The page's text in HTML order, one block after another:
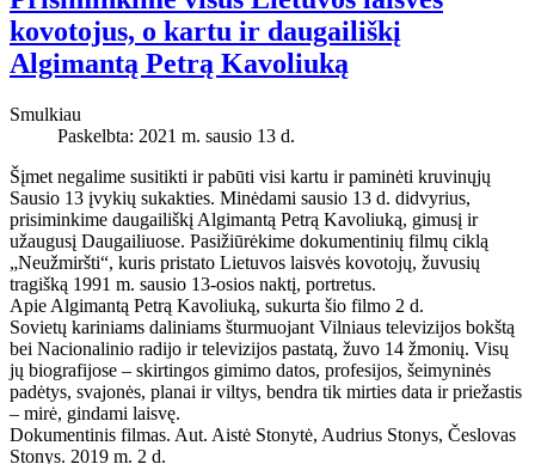
kovotojus, o kartu ir daugailiškį
Algimantą Petrą Kavoliuką
Smulkiau
Paskelbta: 2021 m. sausio 13 d.
Šįmet negalime susitikti ir pabūti visi kartu ir paminėti kruvinųjų
Sausio 13 įvykių sukakties. Minėdami sausio 13 d. didvyrius,
prisiminkime daugailiškį Algimantą Petrą Kavoliuką, gimusį ir
užaugusį Daugailiuose. Pasižiūrėkime dokumentinių filmų ciklą
„Neužmiršti“, kuris pristato Lietuvos laisvės kovotojų, žuvusių
tragišką 1991 m. sausio 13-osios naktį, portretus.
Apie Algimantą Petrą Kavoliuką, sukurta šio filmo 2 d.
Sovietų kariniams daliniams šturmuojant Vilniaus televizijos bokštą
bei Nacionalinio radijo ir televizijos pastatą, žuvo 14 žmonių. Visų
jų biografijose – skirtingos gimimo datos, profesijos, šeimyninės
padėtys, svajonės, planai ir viltys, bendra tik mirties data ir priežastis
– mirė, gindami laisvę.
Dokumentinis filmas. Aut. Aistė Stonytė, Audrius Stonys, Česlovas
Stonys. 2019 m. 2 d.